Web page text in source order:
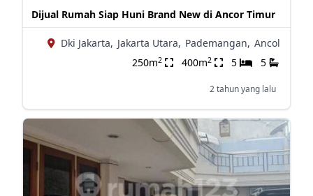
Dijual Rumah Siap Huni Brand New di Ancor Timur
Dki Jakarta, Jakarta Utara, Pademangan, Ancol
250m2 400m2 5 5
2 tahun yang lalu